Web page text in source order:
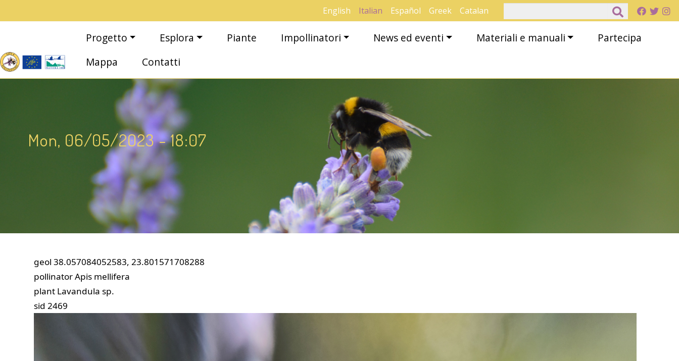
English Italian Español Greek Catalan
Main navigation
Progetto Esplora Piante Impollinatori News ed eventi Materiali e manuali
Partecipa
Mappa
Contatti
Mon, 06/05/2023 - 18:07
geol 38.057084052583, 23.801571708288
pollinatorApis mellifera
plant Lavandula sp.
sid 2469